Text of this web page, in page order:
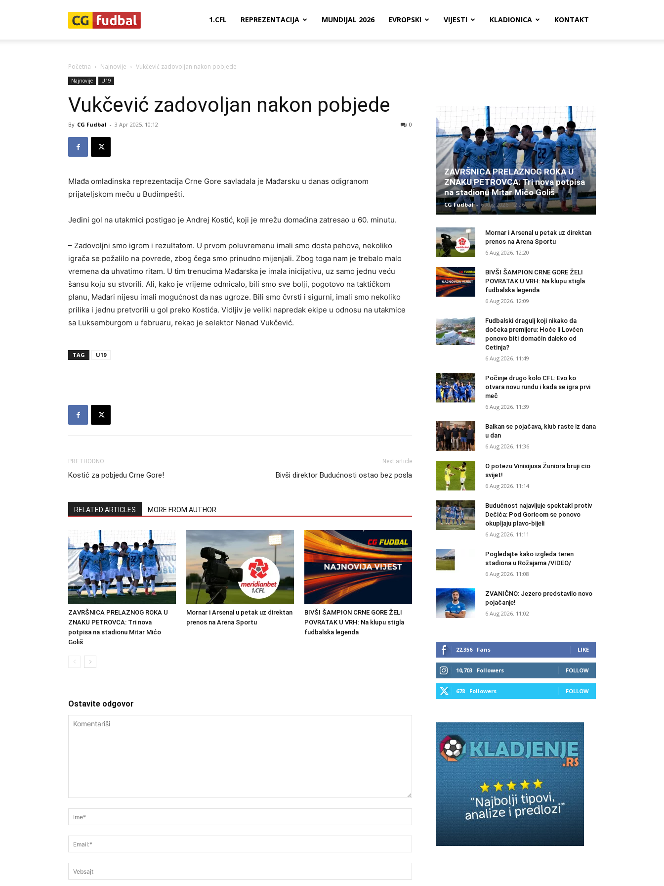
1.CFL REPREZENTACIJA MUNDIJAL 2026 EVROPSKI VIJESTI KLADIONICA KONTAKT
Početna Najnovije Vukčević zadovoljan nakon pobjede
Najnovije U19
Vukčević zadovoljan nakon pobjede
By CG Fudbal - 3 Apr 2025. 10:12 0
Mlađa omladinska reprezentacija Crne Gore savladala je Mađarsku u danas odigranom
prijateljskom meču u Budimpešti.
Jedini gol na utakmici postigao je Andrej Kostić, koji je mrežu domaćina zatresao u 60. minutu.
– Zadovoljni smo igrom i rezultatom. U prvom poluvremenu imali smo dosta pehova, nekoliko
igrača se požalilo na povrede, zbog čega smo prinudno mijenjali. Zbog toga nam je trebalo malo
vremena da uhvatimo ritam. U tim trenucima Mađarska je imala inicijativu, uz samo jednu veću
šansu koju su stvorili. Ali, kako je vrijeme odmicalo, bili smo sve bolji, pogotovo na taktičkom
planu, Mađari nijesu imali mogućnost da nas ugroze. Bili smo čvrsti i sigurni, imali smo nekoliko
prilika i jednu pretvorili u gol preko Kostića. Vidljiv je veliki napredak ekipe u odnosu na utakmice
sa Luksemburgom u februaru, rekao je selektor Nenad Vukčević.
TAG U19
PRETHODNO
Kostić za pobjedu Crne Gore!
Next article
Bivši direktor Budućnosti ostao bez posla
RELATED ARTICLES MORE FROM AUTHOR
ZAVRŠNICA PRELAZNOG ROKA U
ZNAKU PETROVCA: Tri nova
potpisa na stadionu Mitar Mićo
Goliš
Mornar i Arsenal u petak uz direktan
prenos na Arena Sportu
BIVŠI ŠAMPION CRNE GORE ŽELI
POVRATAK U VRH: Na klupu stigla
fudbalska legenda
Ostavite odgovor
ZAVRŠNICA PRELAZNOG ROKA U
ZNAKU PETROVCA: Tri nova potpisa
na stadionu Mitar Mićo Goliš
CG Fudbal - 6 Aug 2026. 12:26
Mornar i Arsenal u petak uz direktan
prenos na Arena Sportu
6 Aug 2026. 12:20
BIVŠI ŠAMPION CRNE GORE ŽELI
POVRATAK U VRH: Na klupu stigla
fudbalska legenda
6 Aug 2026. 12:09
Fudbalski dragulj koji nikako da
dočeka premijeru: Hoće li Lovćen
ponovo biti domaćin daleko od
Cetinja?
6 Aug 2026. 11:49
Počinje drugo kolo CFL: Evo ko
otvara novu rundu i kada se igra prvi
meč
6 Aug 2026. 11:39
Balkan se pojačava, klub raste iz dana
u dan
6 Aug 2026. 11:36
O potezu Vinisijusa Žuniora bruji cio
svijet!
6 Aug 2026. 11:14
Budućnost najavljuje spektakl protiv
Dečića: Pod Goricom se ponovo
okupljaju plavo-bijeli
6 Aug 2026. 11:11
Pogledajte kako izgleda teren
stadiona u Rožajama /VIDEO/
6 Aug 2026. 11:08
ZVANIČNO: Jezero predstavilo novo
pojačanje!
6 Aug 2026. 11:02
22,356 Fans LIKE
10,703 Followers FOLLOW
678 Followers FOLLOW